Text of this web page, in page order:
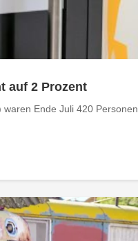
auf 2 Prozent
Ende Juli 420 Personen